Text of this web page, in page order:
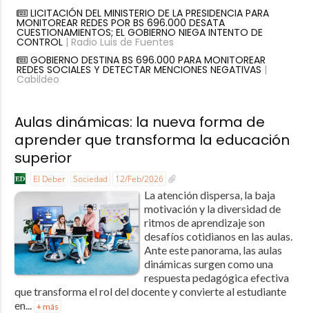
LICITACIÓN DEL MINISTERIO DE LA PRESIDENCIA PARA
MONITOREAR REDES POR BS 696.000 DESATA
CUESTIONAMIENTOS; EL GOBIERNO NIEGA INTENTO DE
CONTROL| Radio Luis de Fuentes
GOBIERNO DESTINA BS 696.000 PARA MONITOREAR
REDES SOCIALES Y DETECTAR MENCIONES NEGATIVAS |
Cabildeo
Aulas dinámicas: la nueva forma de
aprender que transforma la educación
superior
El Deber Sociedad 12/Feb/2026
La atención dispersa, la baja
motivación y la diversidad de
ritmos de aprendizaje son
desafíos cotidianos en las aulas.
Ante este panorama, las aulas
dinámicas surgen como una
respuesta pedagógica efectiva
que transforma el rol del docente y convierte al estudiante
en... + más